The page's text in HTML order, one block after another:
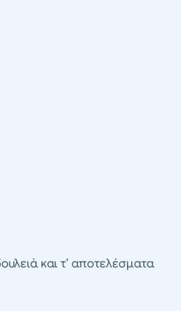
και τ’ αποτελέσματα